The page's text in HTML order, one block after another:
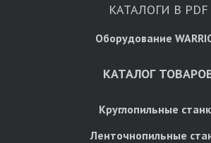
КАТАЛОГИ В PDF
Оборудование
КАТАЛОГ
Круглопильные
Ленточнопильные